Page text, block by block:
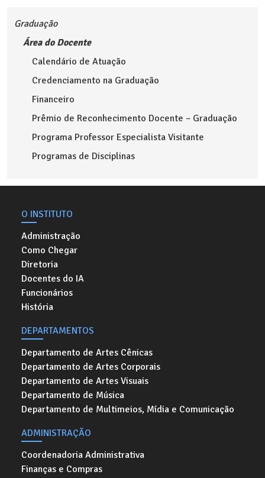
Graduação
Área do Docente
Calendário de Atuação
Credenciamento na Graduação
Financeiro
Prêmio de Reconhecimento Docente – Graduação
Programa Professor Especialista Visitante
Programas de Disciplinas
O INSTITUTO
Administração
Como Chegar
Diretoria
Docentes do IA
Funcionários
História
DEPARTAMENTOS
Departamento de Artes Cênicas
Departamento de Artes Corporais
Departamento de Artes Visuais
Departamento de Música
Departamento de Multimeios, Mídia e Comunicação
ADMINISTRAÇÃO
Coordenadoria Administrativa
Finanças e Compras